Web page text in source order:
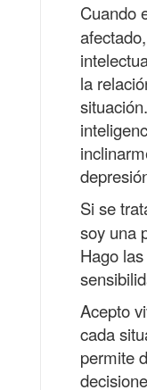
Cuando
la
Si se
soy una
Hago
Acepto
cada
permite